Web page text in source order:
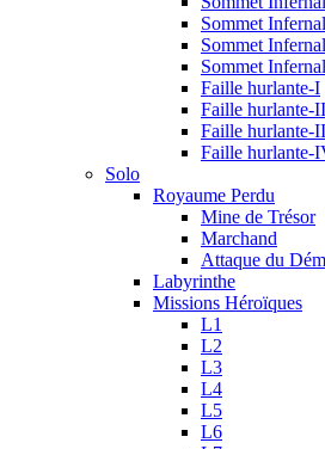
Sommet
Sommet
Sommet
Faille hurlante-I
Faille hurlante-II
Faille hurlante-
Faille hurlante-
Solo
Royaume Perdu
Mine de Trésor
Marchand
Attaque du
Labyrinthe
Missions Héroïques
L1
L2
L3
L4
L5
L6